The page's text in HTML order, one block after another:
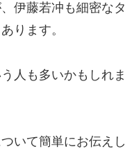
伊藤若冲も細密なタ
ります。
人も多いかもしれま
いて簡単にお伝えし